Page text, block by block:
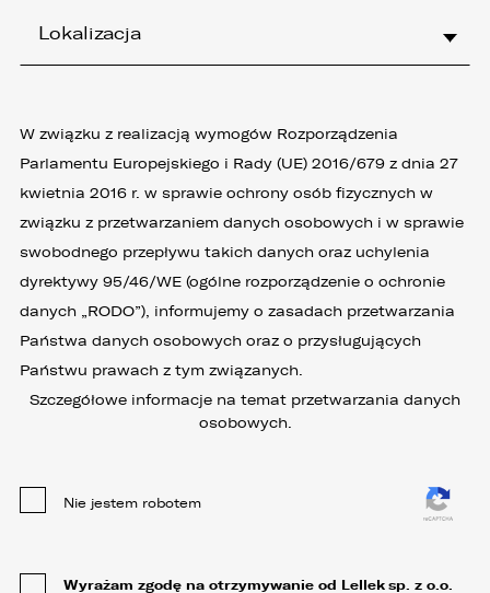
Lokalizacja
W związku z realizacją wymogów Rozporządzenia
Parlamentu Europejskiego i Rady (UE) 2016/679 z dnia 27
kwietnia 2016 r. w sprawie ochrony osób fizycznych w
związku z przetwarzaniem danych osobowych i w sprawie
swobodnego przepływu takich danych oraz uchylenia
dyrektywy 95/46/WE (ogólne rozporządzenie o ochronie
danych „RODO”), informujemy o zasadach przetwarzania
Państwa danych osobowych oraz o przysługujących
Państwu prawach z tym związanych.
Szczegółowe informacje na temat przetwarzania danych
osobowych.
Nie jestem robotem
Wyrażam zgodę na otrzymywanie od Lellek sp. z o.o.